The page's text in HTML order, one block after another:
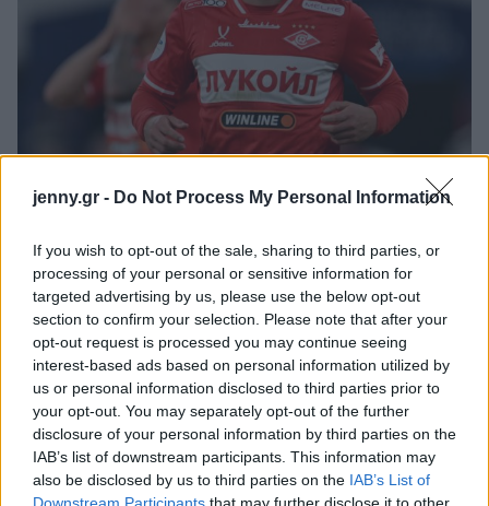
jenny.gr - Do Not Process My Personal Information
If you wish to opt-out of the sale, sharing to third parties, or
processing of your personal or sensitive information for
targeted advertising by us, please use the below opt-out
section to confirm your selection. Please note that after your
opt-out request is processed you may continue seeing
interest-based ads based on personal information utilized by
us or personal information disclosed to third parties prior to
your opt-out. You may separately opt-out of the further
disclosure of your personal information by third parties on the
IAB’s list of downstream participants. This information may
also be disclosed by us to third parties on the IAB’s List of
Ολυμπιακός: Ο φορ Ουγκάλντε, τα φαβορί στα χαφ (Κάσερες,
Οι πλουσιότεροι ιδιοκτήτες ομάδων παγκοσμίως: Πάνω από τον
Φλορεντίνο Πέρεθ ο Βαγγέλης Μαρινάκης
Ολυμπιακός, Γουόκαπ: Δεν υπάρχει οπισθοχώρηση από την
αρχική τιμή πώλησης των 3 εκατομμυρίων ευρώ!